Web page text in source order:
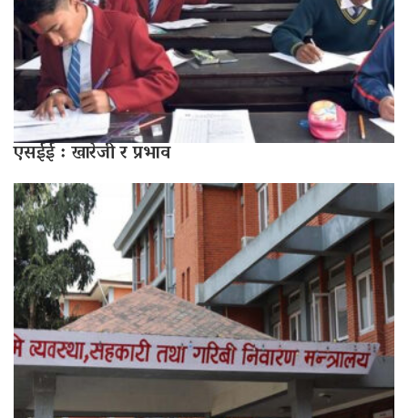
एसईई : खारेजी र प्रभाव